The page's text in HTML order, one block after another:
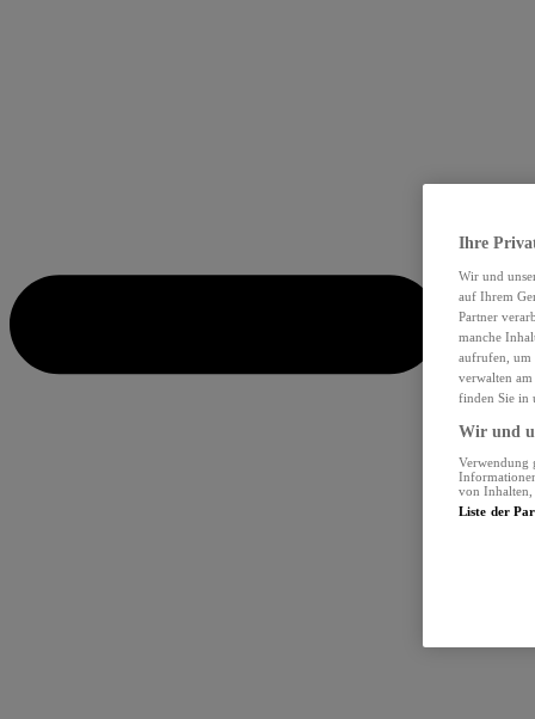
Ihre
Wir und
auf Ihrem
Partner
manche
aufrufen, um
verwalten
finden Sie in
Wir und
Verwendung
von Inhalten,
Liste der